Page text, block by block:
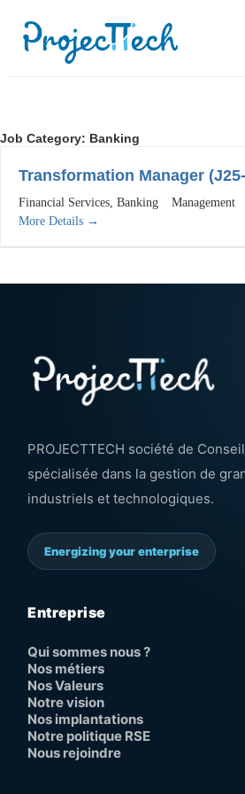
Job Category: Banking
Transformation Manager
Financial Services Banking Management
More Details
PROJECTTECH société de
spécialisée dans la gestion de
industriels et technologiques.
Energizing your enterprise
Entreprise
Qui sommes nous ?
Nos métiers
Nos Valeurs
Notre vision
Nos implantations
Notre politique RSE
Nous rejoindre